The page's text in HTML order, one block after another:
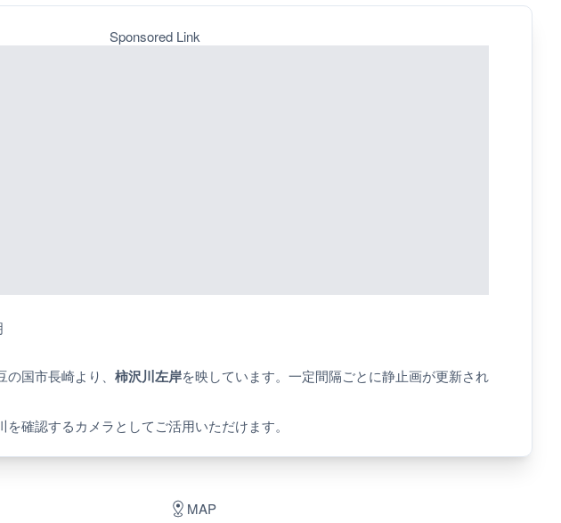
Sponsored Link
国市長崎より、 柿沢川左岸を映しています。一定間隔ごとに静止画が更新され
確認するカメラとしてご活用いただけます。
MAP